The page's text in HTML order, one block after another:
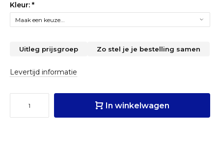
Kleur: *
Uitleg prijsgroep Zo stel je je bestelling samen
Levertijd informatie
In winkelwagen